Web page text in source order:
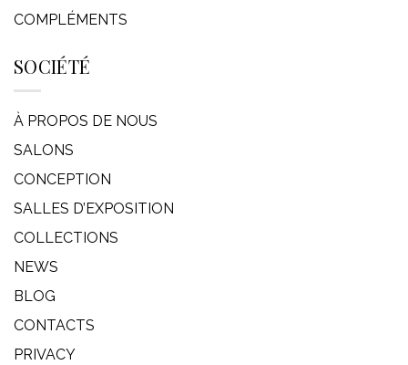
COMPLÉMENTS
SOCIÉTÉ
À PROPOS DE NOUS
SALONS
CONCEPTION
SALLES D’EXPOSITION
COLLECTIONS
NEWS
BLOG
CONTACTS
PRIVACY